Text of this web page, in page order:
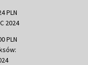
PLN
2024
PLN